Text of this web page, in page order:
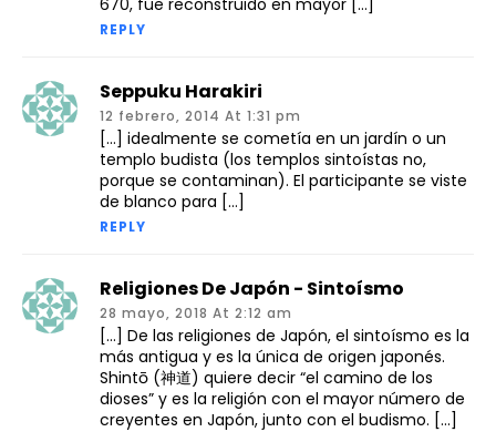
REPLY
Seppuku Harakiri
12 febrero, 2014 At 1:31 pm
[…] idealmente se cometía en un jardín o un
templo budista (los templos sintoístas no,
porque se contaminan). El participante se viste
de blanco para […]
REPLY
Religiones De Japón - Sintoísmo
28 mayo, 2018 At 2:12 am
[…] De las religiones de Japón, el sintoísmo es la
más antigua y es la única de origen japonés.
Shintō (神道) quiere decir “el camino de los
dioses” y es la religión con el mayor número de
creyentes en Japón, junto con el budismo. […]